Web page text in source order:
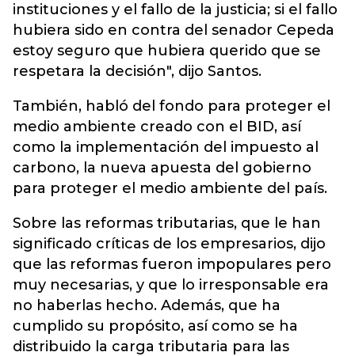
instituciones y el fallo de la justicia; si el fallo
hubiera sido en contra del senador Cepeda
estoy seguro que hubiera querido que se
respetara la decisión", dijo Santos.
También, habló del fondo para proteger el
medio ambiente creado con el BID, así
como la implementación del impuesto al
carbono, la nueva apuesta del gobierno
para proteger el medio ambiente del país.
Sobre las reformas tributarias, que le han
significado críticas de los empresarios, dijo
que las reformas fueron impopulares pero
muy necesarias, y que lo irresponsable era
no haberlas hecho. Además, que ha
cumplido su propósito, así como se ha
distribuido la carga tributaria para las